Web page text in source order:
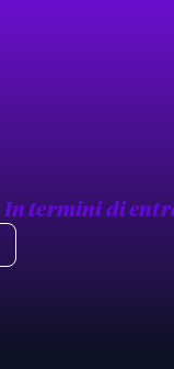
In termini di